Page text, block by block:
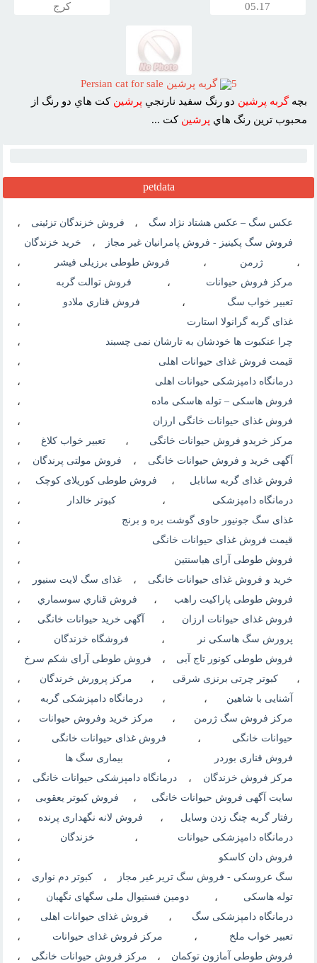
05.17 کرج
5
گربه پرشين Persian cat for sale
بچهگربه پرشين دو رنگ سفيد نارنجي پرشين کت هاي دو رنگ از
محبوب ترين رنگ هاي پرشين کت ...
petdata
عکس سگ – عکس هشتاد نژاد سگ ، فروش خزندگان تزئینی ،
فروش سگ پكينيز - فروش پامرانیان غیر مجاز ، خرید خزندگان
، ژرمن ، فروش طوطی برزیلی فیشر ،
مرکز فروش حیوانات ، فروش توالت گربه ،
تعبیر خواب سگ ، فروش قناري ملادو ،
غذای گربه گرانولا استارت ،
چرا عنکبوت ها خودشان به تارشان نمی چسبند ،
قیمت فروش غذای حیوانات اهلی ،
درمانگاه دامپزشکی حیوانات اهلی ،
فروش هاسکی – توله هاسکی ماده ،
فروش غذای حیوانات خانگی ارزان ،
مرکز خریدو فروش حیوانات خانگی ، تعبیر خواب کلاغ ،
آگهی خرید و فروش حیوانات خانگی ، فروش مولتی پرندگان ،
فروش غذای گربه سانابل ، فروش طوطی کوریلای کوچک ،
درمانگاه دامپزشکی ، کبوتر خالدار ،
غذای سگ جونیور حاوی گوشت بره و برنج ،
قیمت فروش غذای حیوانات خانگی ،
فروش طوطی آرای هیاسنتین ،
خرید و فروش غذای حیوانات خانگی ، غذای سگ لایت سنیور ،
فروش طوطی پاراکیت راهب ، فروش قناري سوسماري ،
فروش غذای حیوانات ارزان ، آگهی خرید حیوانات خانگی ،
پرورش سگ هاسکی نر ، فروشگاه خزندگان ،
فروش طوطی کونور تاج آبی ، فروش طوطی آرای شکم سرخ
، کبوتر چرتی برنزی شرقی ، مرکز پرورش خرندگان ،
آشنایی با شاهین ، ، درمانگاه دامپزشکی گربه ،
مرکز فروش سگ ژرمن ، مرکز خرید وفروش حیوانات ،
حیوانات خانگی ، فروش غذای حیوانات خانگی ،
فروش قناری بوردر ، بیماری سگ ها ،
مرکز فروش خزندگان ، درمانگاه دامپزشکی حیوانات خانگی ،
سایت آگهی فروش حیوانات خانگی ، فروش کبوتر یعقوبی ،
رفتار گربه چنگ زدن وسایل ، فروش لانه نگهداری پرنده ،
درمانگاه دامپزشکی حیوانات ، خزندگان ،
فروش دان کاسکو ،
سگ عروسکی - فروش سگ تریر غیر مجاز ، کبوتر دم نواری ،
توله هاسکی ، دومین فستیوال ملی سگهای نگهبان ،
درمانگاه دامپزشکی سگ ، فروش غذای حیوانات اهلی ،
تعبیر خواب ملخ ، مرکز فروش غذای حیوانات ،
فروش طوطی آمازون توکمان ، مرکز فروش حیوانات خانگی ،